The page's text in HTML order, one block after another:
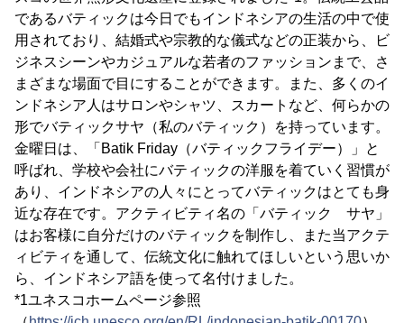
であるバティックは今日でもインドネシアの生活の中で使
用されており、結婚式や宗教的な儀式などの正装から、ビ
ジネスシーンやカジュアルな若者のファッションまで、さ
まざまな場面で目にすることができます。また、多くのイ
ンドネシア人はサロンやシャツ、スカートなど、何らかの
形でバティックサヤ（私のバティック）を持っています。
金曜日は、「Batik Friday（バティックフライデー）」と
呼ばれ、学校や会社にバティックの洋服を着ていく習慣が
あり、インドネシアの人々にとってバティックはとても身
近な存在です。アクティビティ名の「バティック サヤ」
はお客様に自分だけのバティックを制作し、また当アクテ
ィビティを通して、伝統文化に触れてほしいという思いか
ら、インドネシア語を使って名付けました。
*1ユネスコホームページ参照